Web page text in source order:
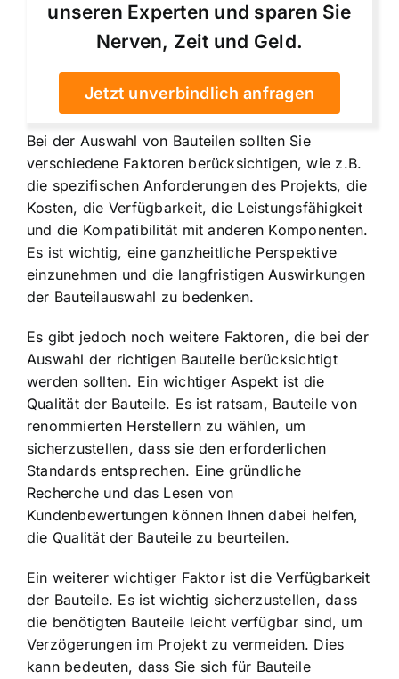
unseren Experten und sparen Sie
Nerven, Zeit und Geld.
Jetzt unverbindlich anfragen
Bei der Auswahl von Bauteilen sollten Sie
verschiedene Faktoren berücksichtigen, wie z.B.
die spezifischen Anforderungen des Projekts, die
Kosten, die Verfügbarkeit, die Leistungsfähigkeit
und die Kompatibilität mit anderen Komponenten.
Es ist wichtig, eine ganzheitliche Perspektive
einzunehmen und die langfristigen Auswirkungen
der Bauteilauswahl zu bedenken.
Es gibt jedoch noch weitere Faktoren, die bei der
Auswahl der richtigen Bauteile berücksichtigt
werden sollten. Ein wichtiger Aspekt ist die
Qualität der Bauteile. Es ist ratsam, Bauteile von
renommierten Herstellern zu wählen, um
sicherzustellen, dass sie den erforderlichen
Standards entsprechen. Eine gründliche
Recherche und das Lesen von
Kundenbewertungen können Ihnen dabei helfen,
die Qualität der Bauteile zu beurteilen.
Ein weiterer wichtiger Faktor ist die Verfügbarkeit
der Bauteile. Es ist wichtig sicherzustellen, dass
die benötigten Bauteile leicht verfügbar sind, um
Verzögerungen im Projekt zu vermeiden. Dies
kann bedeuten, dass Sie sich für Bauteile